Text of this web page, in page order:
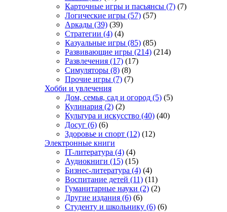
Карточные игры и пасьянсы (7) (7)
Логические игры (57) (57)
Аркады (39) (39)
Стратегии (4) (4)
Казуальные игры (85) (85)
Развивающие игры (214) (214)
Развлечения (17) (17)
Симуляторы (8) (8)
Прочие игры (7) (7)
Хобби и увлечения
Дом, семья, сад и огород (5) (5)
Кулинария (2) (2)
Культура и искусство (40) (40)
Досуг (6) (6)
Здоровье и спорт (12) (12)
Электронные книги
IT-литература (4) (4)
Аудиокниги (15) (15)
Бизнес-литература (4) (4)
Воспитание детей (11) (11)
Гуманитарные науки (2) (2)
Другие издания (6) (6)
Студенту и школьнику (6) (6)